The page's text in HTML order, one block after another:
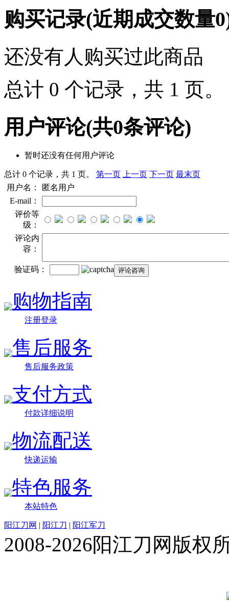
购买记录(近期成交数量0
还没有人购买过此商品
总计 0 个记录，共 1 页。
用户评论(共0条评论)
暂时还没有任何用户评论
总计 0 个记录，共 1 页。 第一页 上一页 下一页 最末页
用户名：
匿名用户
E-mail：
评价等
级：
评论内
容：
验证码：
购物指南
注册登录
售后服务
售后服务政策
支付方式
付款详细说明
物流配送
快递运输
特色服务
本站特色
阳江刀网 | 阳江刀 | 阳江军刀
2008-2026阳江刀网版权